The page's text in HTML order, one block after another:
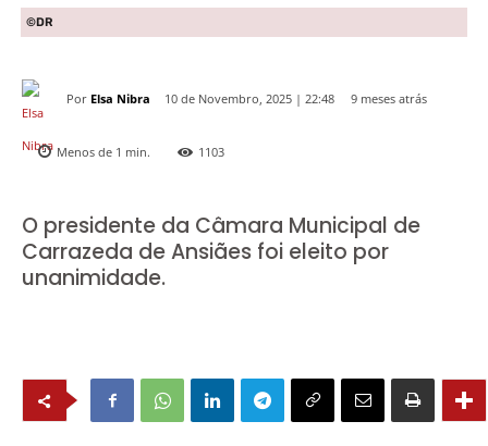
©DR
Por Elsa Nibra 10 de Novembro, 2025 | 22:48 9 meses atrás
Menos de 1 min. 1103
O presidente da Câmara Municipal de
Carrazeda de Ansiães foi eleito por
unanimidade.